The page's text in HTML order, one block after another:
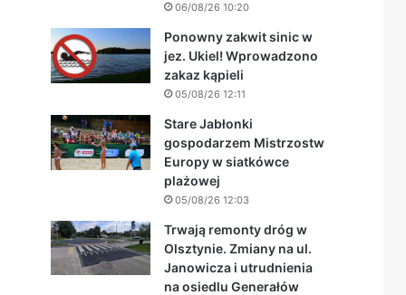
06/08/26 10:20
Ponowny zakwit sinic w
jez. Ukiel! Wprowadzono
zakaz kąpieli
05/08/26 12:11
Stare Jabłonki
gospodarzem Mistrzostw
Europy w siatkówce
plażowej
05/08/26 12:03
Trwają remonty dróg w
Olsztynie. Zmiany na ul.
Janowicza i utrudnienia
na osiedlu Generałów